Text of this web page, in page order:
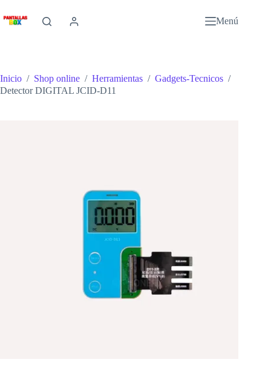
al
contenido
Menú
Inicio / Shop online / Herramientas / Gadgets-Tecnicos /
Detector DIGITAL JCID-D11